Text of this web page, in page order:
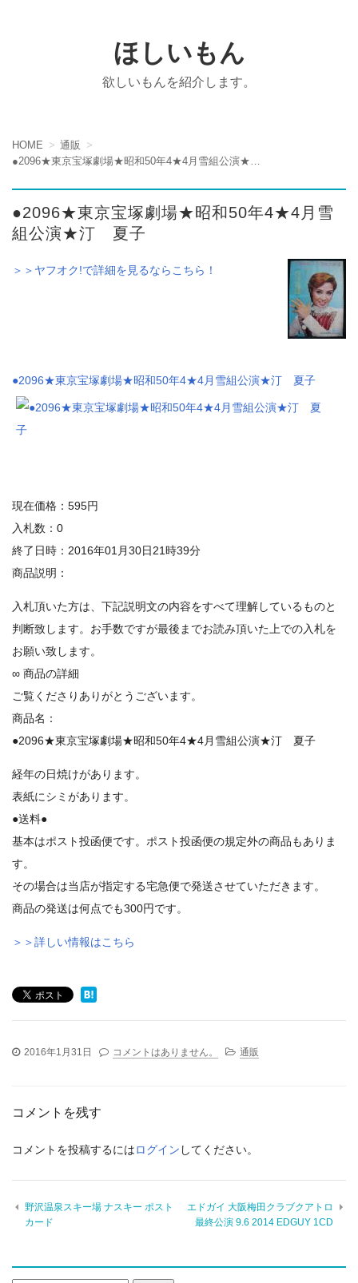
ほしいもん
欲しいもんを紹介します。
HOME
通販
●2096★東京宝塚劇場★昭和50年4★4月雪
組公演★汀 夏子
＞＞ヤフオク!で詳細を見るならこちら！
●2096★東京宝塚劇場★昭和50年4★4月雪組公演★汀 夏子
現在価格：595円
入札数：0
終了日時：2016年01月30日21時39分
商品説明：
入札頂いた方は、下記説明文の内容をすべて理解しているものと
判断致します。お手数ですが最後までお読み頂いた上での入札を
お願い致します。
∞ 商品の詳細
ご覧くださりありがとうございます。
商品名：
●2096★東京宝塚劇場★昭和50年4★4月雪組公演★汀 夏子
経年の日焼けがあります。
表紙にシミがあります。
●送料●
基本はポスト投函便です。ポスト投函便の規定外の商品もありま
す。
その場合は当店が指定する宅急便で発送させていただきます。
商品の発送は何点でも300円です。
＞＞詳しい情報はこちら
2016年1月31日 コメントはありません。 通販
コメントを残す
コメントを投稿するにはログイン してください。
野沢温泉スキー場 ナスキー ポスト
カード
エドガイ 大阪梅田クラブクアトロ
最終公演 9.6 2014 EDGUY 1CD